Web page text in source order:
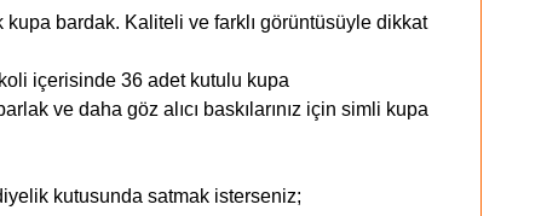
bardak. Kaliteli ve farklı görüntüsüyle dikkat
içerisinde 36 adet kutulu kupa
ve daha göz alıcı baskılarınız için simli kupa
kutusunda satmak isterseniz;